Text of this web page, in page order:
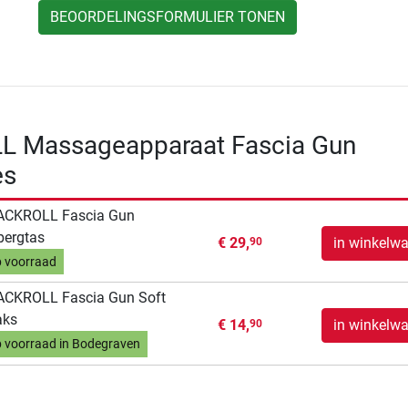
BEOORDELINGSFORMULIER TONEN
Massageapparaat Fascia Gun
Fascia Gun
voorraad
€ 29,90 in
Fascia Gun Soft
voorraad in Bodegraven
€ 14,90 in